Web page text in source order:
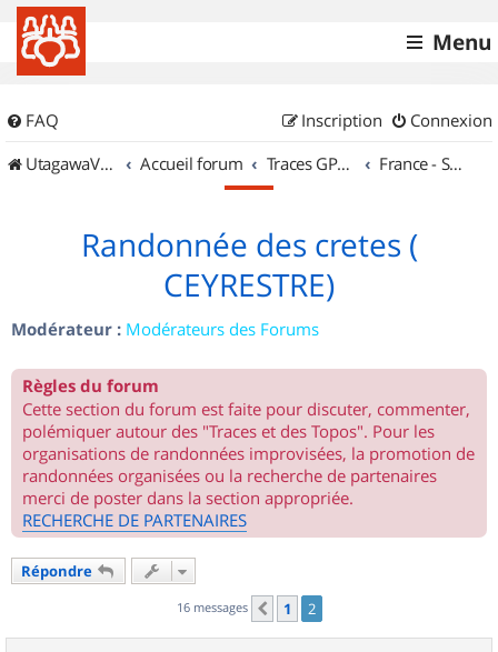
Menu
FAQ Connexion
Inscription
UtagawaVTT (Randos VTT et VTTAE avec traces GPS)
Accueil forum Traces GPS de randos VTT France - Sud Est
Randonnée des cretes (
CEYRESTRE)
Modérateur : Modérateurs des Forums
Règles du forum
Cette section du forum est faite pour discuter, commenter,
polémiquer autour des "Traces et des Topos". Pour les
organisations de randonnées improvisées, la promotion de
randonnées organisées ou la recherche de partenaires
merci de poster dans la section appropriée.
RECHERCHE DE PARTENAIRES
Répondre
16 messages Précédent
1 2